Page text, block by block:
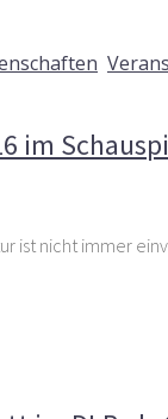
im
ist nicht immer